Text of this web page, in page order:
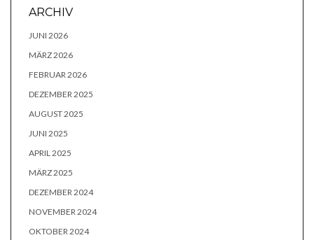
ARCHIV
JUNI 2026
MÄRZ 2026
FEBRUAR 2026
DEZEMBER 2025
AUGUST 2025
JUNI 2025
APRIL 2025
MÄRZ 2025
DEZEMBER 2024
NOVEMBER 2024
OKTOBER 2024